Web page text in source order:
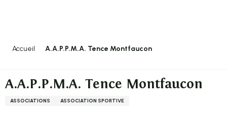
Accueil A.A.P.P.M.A. Tence Montfaucon
A.A.P.P.M.A. Tence Montfaucon
ASSOCIATIONS ASSOCIATION SPORTIVE